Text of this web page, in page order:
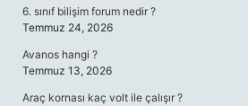
6. sınıf bilişim forum nedir ?
Temmuz 24, 2026
Avanos hangi ?
Temmuz 13, 2026
Araç kornası kaç volt ile çalışır ?